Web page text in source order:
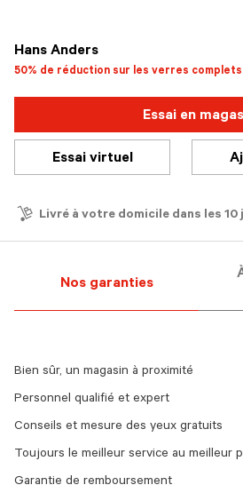
Hans Anders
50% de réduction sur les verres complets
Essai en
Essai virtuel
Livré à votre domicile dans les
Nos garanties
Bien sûr, un magasin à proximité
Personnel qualifié et expert
Conseils et mesure des yeux gratuits
Toujours le meilleur service au meilleur
Garantie de remboursement